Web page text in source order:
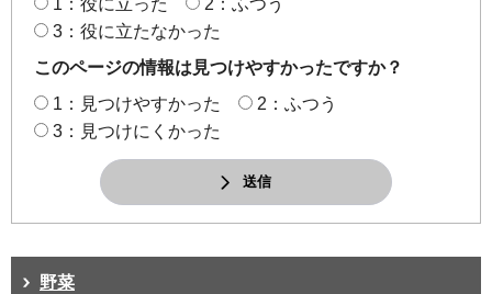
1：役に立った
2：ふつう
3：役に立たなかった
このページの情報は見つけやすかったですか？
1：見つけやすかった
2：ふつう
3：見つけにくかった
送信
野菜